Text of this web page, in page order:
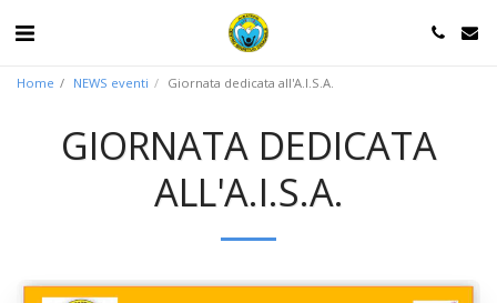
Home NEWS eventi Giornata dedicata all'A.I.S.A.
GIORNATA DEDICATA
ALL'A.I.S.A.